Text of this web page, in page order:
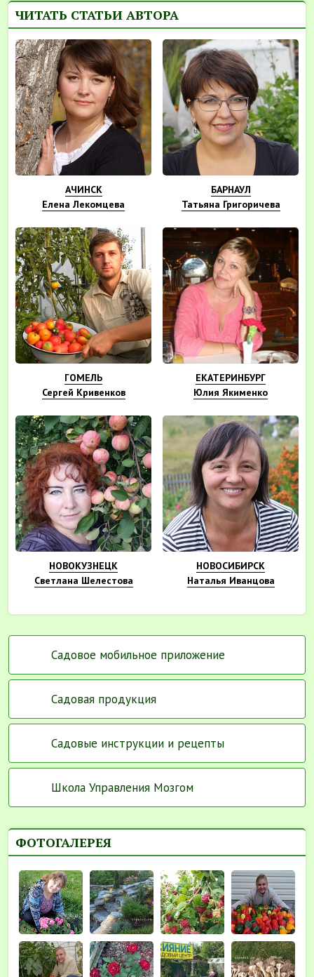
ЧИТАТЬ СТАТЬИ АВТОРА
АЧИНСК
Елена Лекомцева
БАРНАУЛ
Татьяна Григоричева
ГОМЕЛЬ
Сергей Кривенков
ЕКАТЕРИНБУРГ
Юлия Якименко
НОВОКУЗНЕЦК
Светлана Шелестова
НОВОСИБИРСК
Наталья Иванцова
Садовое мобильное приложение
Садовая продукция
Садовые инструкции и рецепты
Школа Управления Мозгом
ФОТОГАЛЕРЕЯ